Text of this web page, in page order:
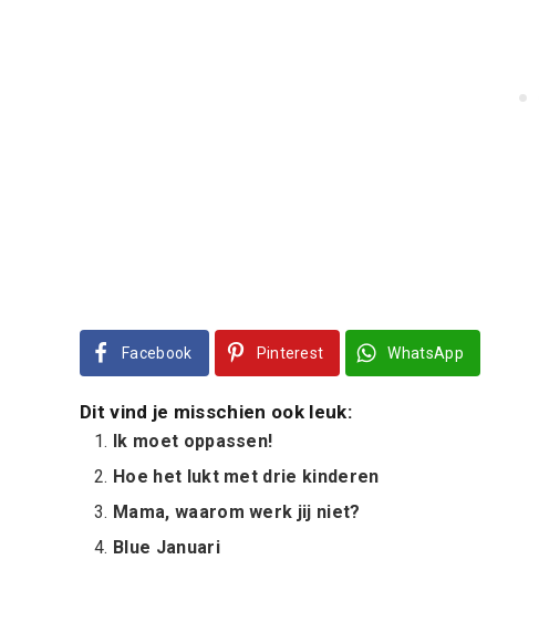
Facebook Pinterest WhatsApp
Dit vind je misschien ook leuk:
Ik moet oppassen!
Hoe het lukt met drie kinderen
Mama, waarom werk jij niet?
Blue Januari